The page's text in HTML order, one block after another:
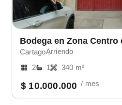
Bodega en Zona Centro
Cartago ,Arriendo
2
1 340 m²
$ 10.000.000 / mes